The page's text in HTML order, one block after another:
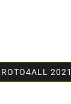
ROTO4ALL 2021